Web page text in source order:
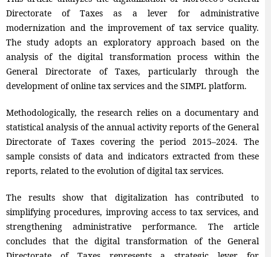
Directorate of Taxes as a lever for administrative
modernization and the improvement of tax service quality.
The study adopts an exploratory approach based on the
analysis of the digital transformation process within the
General Directorate of Taxes, particularly through the
development of online tax services and the SIMPL platform.
Methodologically, the research relies on a documentary and
statistical analysis of the annual activity reports of the General
Directorate of Taxes covering the period 2015–2024. The
sample consists of data and indicators extracted from these
reports, related to the evolution of digital tax services.
The results show that digitalization has contributed to
simplifying procedures, improving access to tax services, and
strengthening administrative performance. The article
concludes that the digital transformation of the General